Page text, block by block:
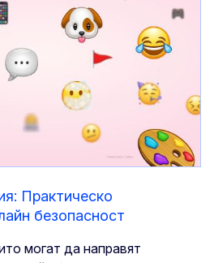
Практическо
безопасност
могат да направят